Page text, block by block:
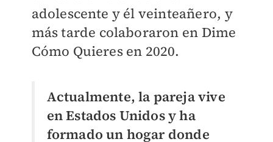
adolescente y él veinteañero, y
más tarde colaboraron en Dime
Cómo Quieres en 2020.
Actualmente, la pareja vive
en Estados Unidos y ha
formado un hogar donde